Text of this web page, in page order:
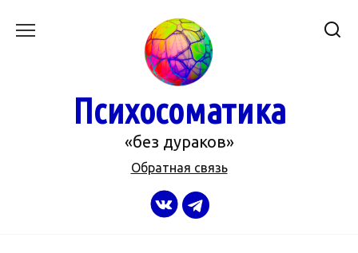
Психосоматика
«без дураков»
Обратная связь